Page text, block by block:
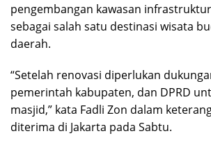
pengembangan kawasan
sebagai salah satu destinasi wisata
daerah.
“Setelah renovasi diperlukan
pemerintah kabupaten, dan DPRD
masjid,” kata Fadli Zon dalam
diterima di Jakarta pada Sabtu.